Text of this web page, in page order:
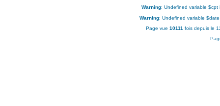
Warning: Undefined variable $cpt
Warning: Undefined variable
Page vue 10111 fois depuis le